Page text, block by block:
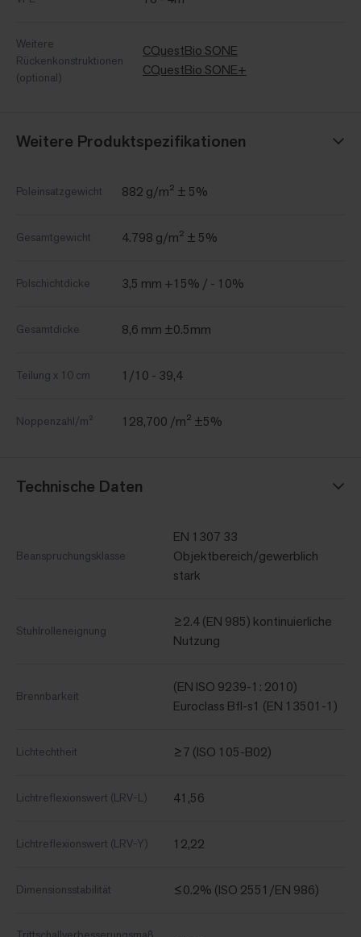
Weitere
Rückenkonstruktionen
(optional)
CQuestBio SONE
CQuestBio SONE+
Weitere Produktspezifikationen
Poleinsatzgewicht 882 g/m² ± 5%
Gesamtgewicht 4.798 g/m² ± 5%
Polschichtdicke 3,5 mm +15% / - 10%
Gesamtdicke 8,6 mm ±0.5mm
Teilung x 10 cm 1/10 - 39,4
Noppenzahl/m² 128,700 /m² ±5%
Technische Daten
Beanspruchungsklasse
EN 1307 33
Objektbereich/gewerblich
stark
Stuhlrolleneignung
≥2.4 (EN 985) kontinuierliche
Nutzung
Brennbarkeit
(EN ISO 9239-1: 2010)
Euroclass Bfl-s1 (EN 13501-1)
Lichtechtheit ≥7 (ISO 105-B02)
Lichtreflexionswert (LRV-L) 41,56
Lichtreflexionswert (LRV-Y) 12,22
Dimensionsstabilität ≤0.2% (ISO 2551/EN 986)